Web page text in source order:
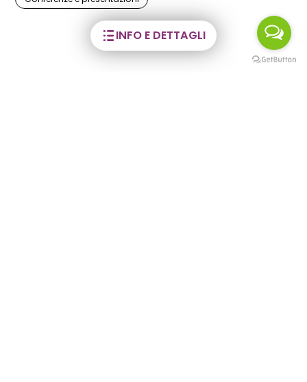
INFO E DETTAGLI